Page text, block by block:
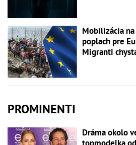
Mobilizácia
poplach pre
Migranti
PROMINENTI
Dráma okolo